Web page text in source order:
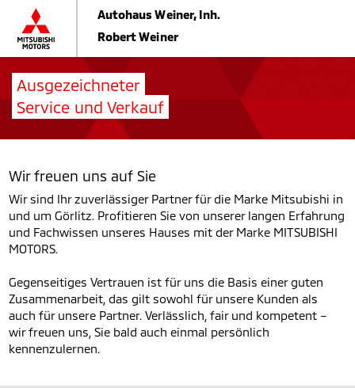
Autohaus Weiner, Inh.
Robert Weiner
Ausgezeichneter
Service und Verkauf
Wir freuen uns auf Sie
Wir sind Ihr zuverlässiger Partner für die Marke Mitsubishi in
und um Görlitz. Profitieren Sie von unserer langen Erfahrung
und Fachwissen unseres Hauses mit der Marke MITSUBISHI
MOTORS.
Gegenseitiges Vertrauen ist für uns die Basis einer guten
Zusammenarbeit, das gilt sowohl für unsere Kunden als
auch für unsere Partner. Verlässlich, fair und kompetent –
wir freuen uns, Sie bald auch einmal persönlich
kennenzulernen.